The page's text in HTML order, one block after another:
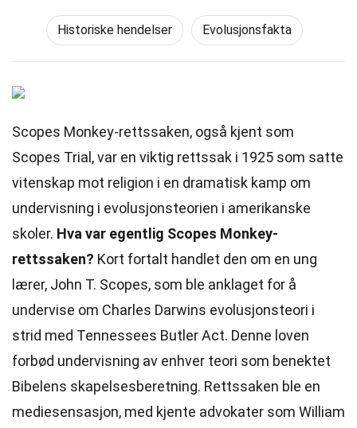
Historiske hendelser Evolusjonsfakta
Scopes Monkey-rettssaken, også kjent som
Scopes Trial, var en viktig rettssak i 1925 som satte
vitenskap mot religion i en dramatisk kamp om
undervisning i evolusjonsteorien i amerikanske
skoler. Hva var egentlig Scopes Monkey-
rettssaken? Kort fortalt handlet den om en ung
lærer, John T. Scopes, som ble anklaget for å
undervise om Charles Darwins evolusjonsteori i
strid med Tennessees Butler Act. Denne loven
forbød undervisning av enhver teori som benektet
Bibelens skapelsesberetning. Rettssaken ble en
mediesensasjon, med kjente advokater som William